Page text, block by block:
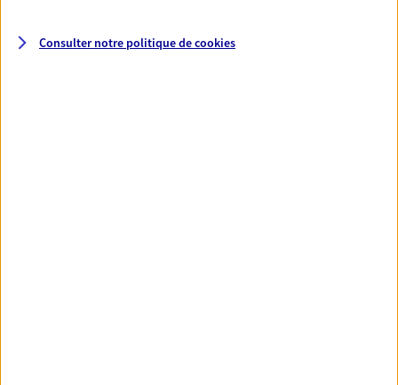
VOIR TOUTES NOS OFFRES
Consulter notre politique decookies